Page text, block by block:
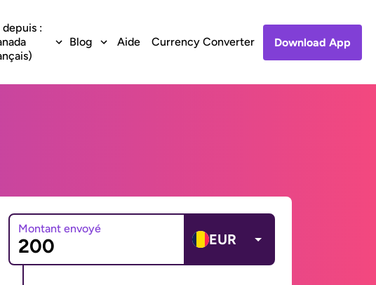
depuis :
Blog Aide Currency Converter Download App
Montant envoyé
EUR